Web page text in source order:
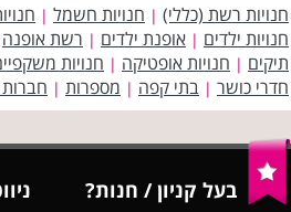
חנויות רשת (כללי) | חנויות חשמל |
חנויות ילדים | אופנת ילדים | רשת אופנה
תיקים | חנויות אופטיקה | חנויות
חדרי כושר | בתי קפה | מספרות | חברות
בעל קניון / חנות?